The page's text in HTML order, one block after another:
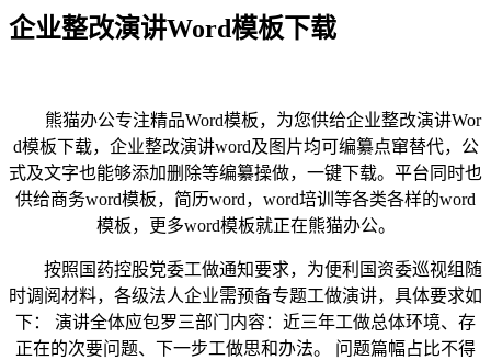
企业整改演讲Word模板下载
熊猫办公专注精品Word模板，为您供给企业整改演讲Wor
d模板下载，企业整改演讲word及图片均可编纂点窜替代，公
式及文字也能够添加删除等编纂操做，一键下载。平台同时也
供给商务word模板，简历word，word培训等各类各样的word
模板，更多word模板就正在熊猫办公。
按照国药控股党委工做通知要求，为便利国资委巡视组随
时调阅材料，各级法人企业需预备专题工做演讲，具体要求如
下： 演讲全体应包罗三部门内容：近三年工做总体环境、存
正在的次要问题、下一步工做思和办法。 问题篇幅占比不得